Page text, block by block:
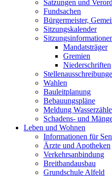
Satzungen und
Fundsachen
Bürgermeister,
Sitzungskalender
Mandatsträger
Gremien
Niederschriften
Wahlen
Bauleitplanung
Bebauungspläne
Meldung
Schadens- und
Leben und Wohnen
Informationen für
Ärzte und Apotheken
Verkehrsanbindung
Breitbandausbau
Grundschule Alfeld